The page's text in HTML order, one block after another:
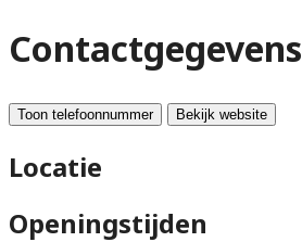
Contactgegevens
Toon telefoonnummer Bekijk website
Locatie
Openingstijden